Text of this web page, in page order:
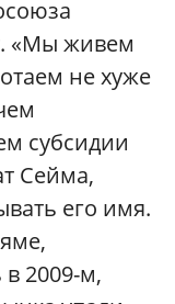
«Мы живем
не хуже
субсидии
Сейма,
его имя.
в 2009-м,